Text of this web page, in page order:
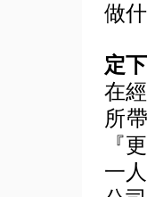
做
定
在
所
『
一